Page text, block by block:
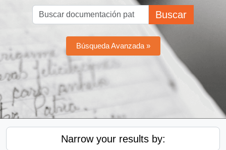
Buscar
Búsqueda Avanzada »
Narrow your results by: